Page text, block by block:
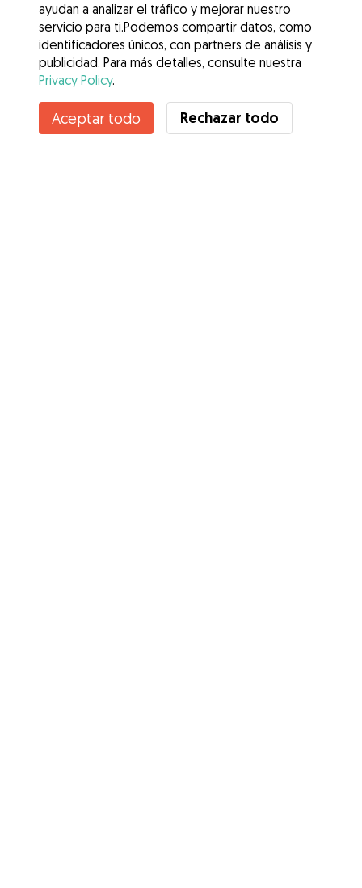
ayudan a analizar el tráfico y mejorar nuestro
servicio para ti.Podemos compartir datos, como
identificadores únicos, con partners de análisis y
publicidad. Para más detalles, consulte nuestra
Privacy Policy.
Aceptar todo Rechazar todo